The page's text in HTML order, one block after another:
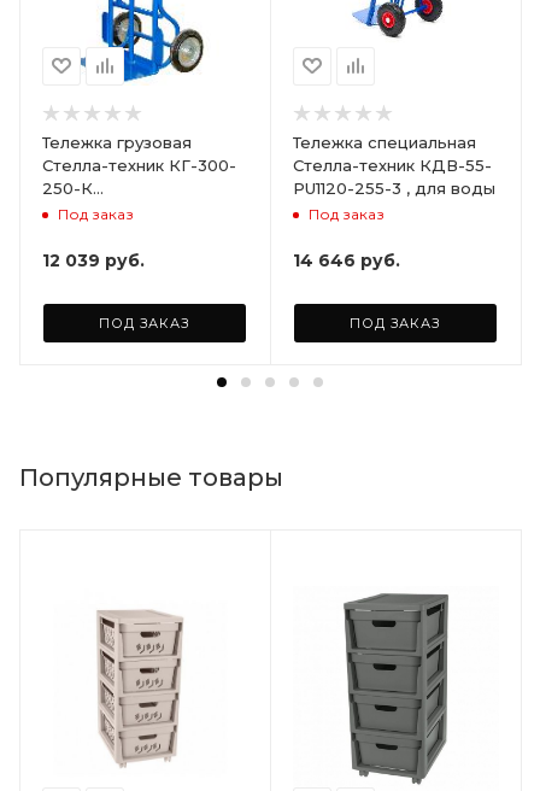
Тележка грузовая
Стелла-техник КГ-300-
250-К
грузоподъемность
Под заказ
12 039 руб.
ПОД ЗАКАЗ
Тележка специальная
Стелла-техник КДВ-55-
PU1120-255-3 , для воды
Под заказ
14 646 руб.
ПОД ЗАКАЗ
Популярные товары